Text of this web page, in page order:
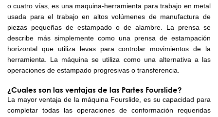
o cuatro vías, es una maquina-herramienta para trabajo en metal
usada para el trabajo en altos volúmenes de manufactura de
piezas pequeñas de estampado o de alambre. La prensa se
describe más simplemente como una prensa de estampación
horizontal que utiliza levas para controlar movimientos de la
herramienta. La máquina se utiliza como una alternativa a las
operaciones de estampado progresivas o transferencia.
¿Cuales son las ventajas de las Partes Fourslide?
La mayor ventaja de la máquina Fourslide, es su capacidad para
completar todas las operaciones de conformación requeridas